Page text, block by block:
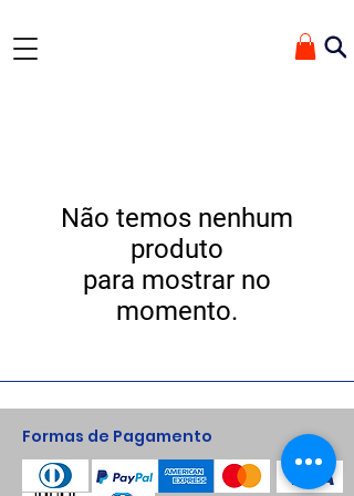
Não temos nenhum
produto
para mostrar no
momento.
Formas de Pagamento